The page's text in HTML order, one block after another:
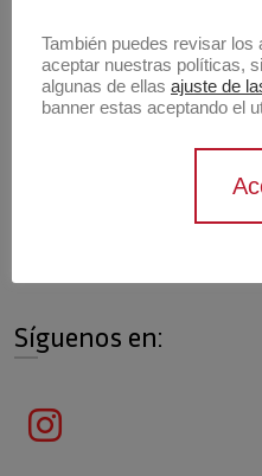
Síguenos en:
También puedes revisar
aceptar nuestras políticas,
algunas de ellas ajuste de
banner estas aceptando el